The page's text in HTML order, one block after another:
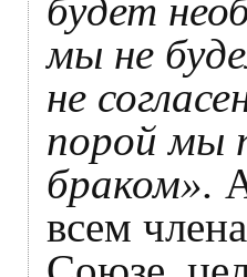
будет
мы не
не
порой мы
браком».
всем